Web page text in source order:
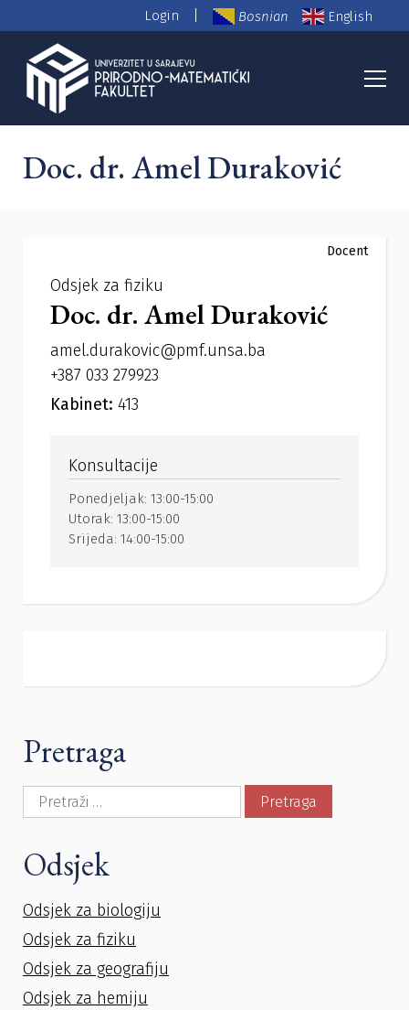
Login Bosnian English
PMF Nastavno osoblje
Doc. dr. Amel Duraković
Docent
Odsjek za fiziku
Doc. dr. Amel Duraković
amel.durakovic@pmf.unsa.ba
+387 033 279923
Kabinet: 413
Konsultacije
Ponedjeljak: 13:00-15:00
Utorak: 13:00-15:00
Srijeda: 14:00-15:00
Pretraga
Pretraga:
Odsjek
Odsjek za biologiju
Odsjek za fiziku
Odsjek za geografiju
Odsjek za hemiju